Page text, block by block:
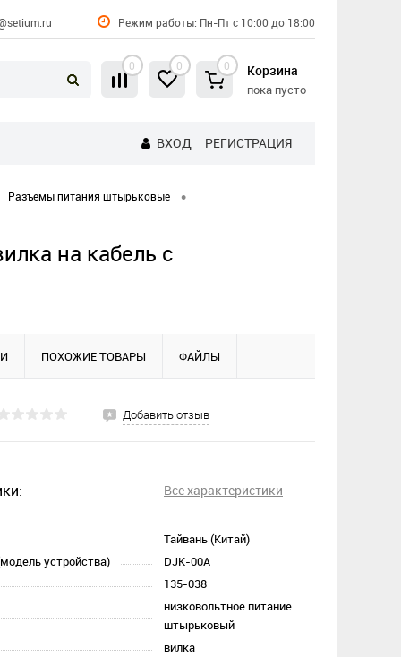
Режим работы: Пн-Пт с 10:00 до 18:00
0 0 0 Корзина
пока пусто
ВХОД РЕГИСТРАЦИЯ
Разъемы питания штырьковые •
на кабель с
ПОХОЖИЕ ТОВАРЫ ФАЙЛЫ
Добавить отзыв
Все характеристики
Тайвань (Китай)
устройства)
DJK-00A
135-038
низковольтное питание
штырьковый
вилка